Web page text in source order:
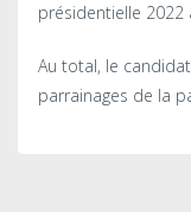
présidentielle 2022
Au total, le candidat
parrainages de la